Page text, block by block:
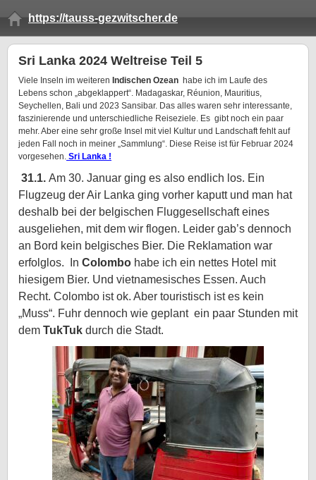
https://tauss-gezwitscher.de
Sri Lanka 2024 Weltreise Teil 5
Viele Inseln im weiteren Indischen Ozean habe ich im Laufe des
Lebens schon „abgeklappert“. Madagaskar, Réunion, Mauritius,
Seychellen, Bali und 2023 Sansibar. Das alles waren sehr interessante,
faszinierende und unterschiedliche Reiseziele. Es gibt noch ein paar
mehr. Aber eine sehr große Insel mit viel Kultur und Landschaft fehlt auf
jeden Fall noch in meiner „Sammlung“. Diese Reise ist für Februar 2024
vorgesehen. Sri Lanka !
31.1. Am 30. Januar ging es also endlich los. Ein
Flugzeug der Air Lanka ging vorher kaputt und man hat
deshalb bei der belgischen Fluggesellschaft eines
ausgeliehen, mit dem wir flogen. Leider gab’s dennoch
an Bord kein belgisches Bier. Die Reklamation war
erfolglos. In Colombo habe ich ein nettes Hotel mit
hiesigem Bier. Und vietnamesisches Essen. Auch
Recht. Colombo ist ok. Aber touristisch ist es kein
„Muss“. Fuhr dennoch wie geplant ein paar Stunden mit
dem TukTuk durch die Stadt.